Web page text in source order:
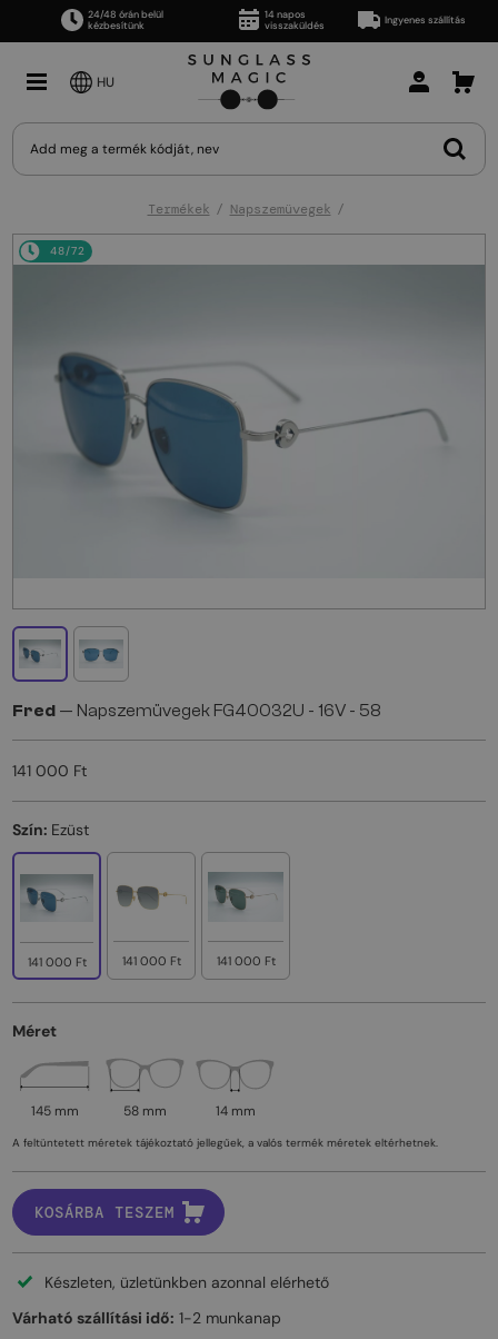
24/48 órán belül
kézbesítünk
14 napos
visszaküldés
Ingyenes szállítás
HU
Termékek Napszemüvegek
48/72
Fred — Napszemüvegek FG40032U - 16V - 58
141 000 Ft
Szín: Ezüst
141 000 Ft 141 000 Ft 141 000 Ft
Méret
145 mm 58 mm 14 mm
A feltüntetett méretek tájékoztató jellegűek, a valós termék méretek eltérhetnek.
KOSÁRBA TESZEM
Készleten, üzletünkben azonnal elérhető
Várható szállítási idő: 1-2 munkanap